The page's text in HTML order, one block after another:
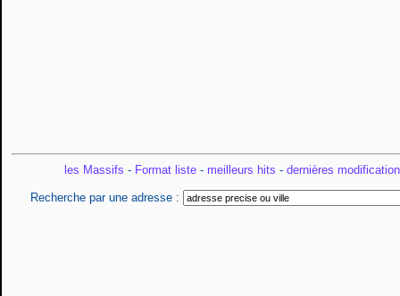
les Massifs - Format liste- meilleurs hits - dernières
Recherche par une adresse :